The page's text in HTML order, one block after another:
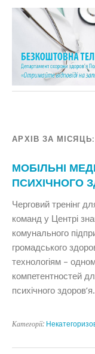
АРХІВ ЗА МІСЯЦЬ:
МОБІЛЬНІ
ПСИХІЧНОГО
Черговий тренінг
команд у Центрі
комунального
громадського
технологіям –
компетентностей
психічного здоров’я.
Категорії: